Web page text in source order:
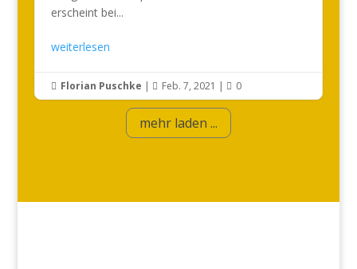
erscheint bei...
weiterlesen
 Florian Puschke |  Feb. 7, 2021 |  0
mehr laden ...